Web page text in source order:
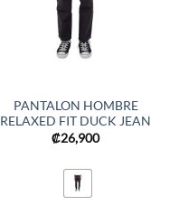
PANTALON HOMBRE
RELAXED FIT DUCK JEAN
₡26,900